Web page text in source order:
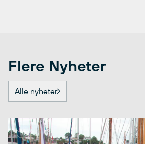
Flere Nyheter
Alle nyheter